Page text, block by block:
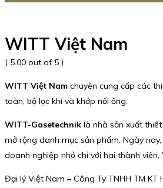
WITT Việt Nam
( 5.00 out of 5 )
WITT Việt Nam chuyên cung cấp các
toàn, bộ lọc khí và khớp nối ống.
WITT-Gasetechnik là nhà sản xuất
mở rộng danh mục sản phẩm. Ngày
doanh nghiệp nhỏ chỉ với hai thành
Đại lý Việt Nam – Công Ty TNHH TM KT